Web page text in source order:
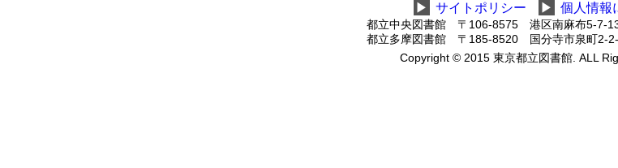
▶ サイトポリシー ▶ 個人情報
都立中央図書館 〒106-8575 港区南麻布5-7-
都立多摩図書館 〒185-8520 国分寺市泉町2-
Copyright © 2015 東京都立図書館. ALL